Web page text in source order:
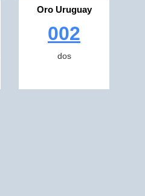
Oro Uruguay
002
dos